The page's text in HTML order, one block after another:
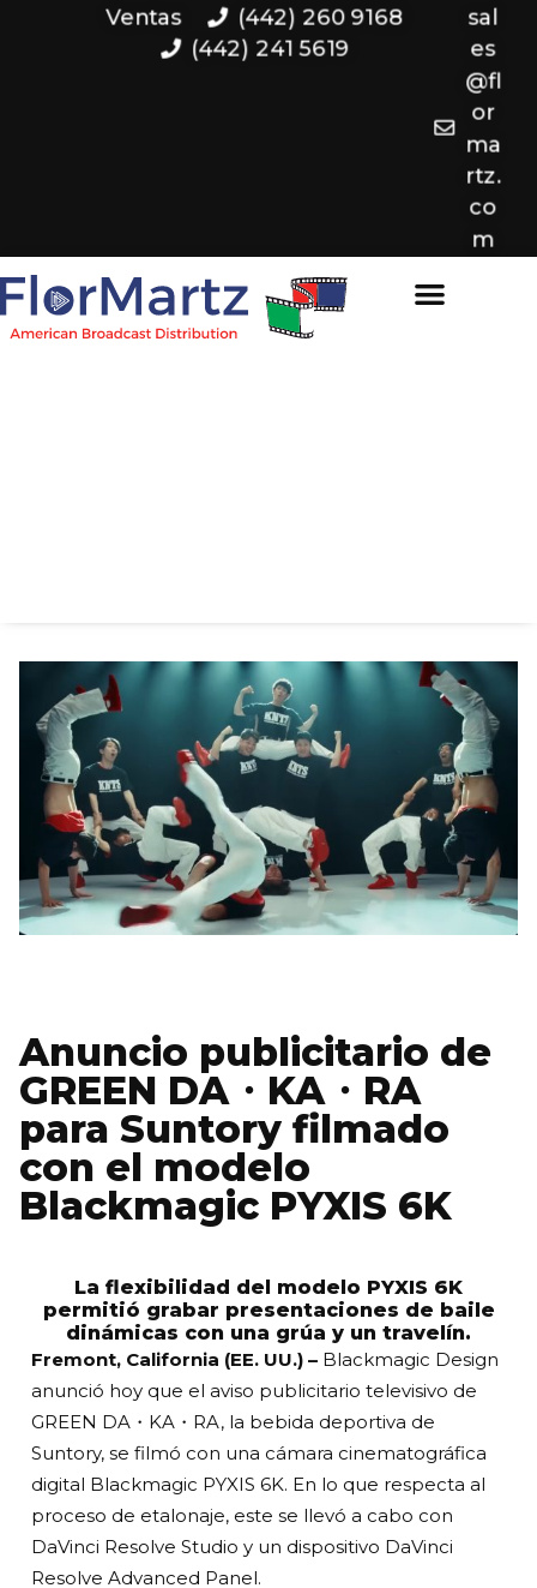
Ventas
(442) 260 9168
(442) 241 5619
sal
es
@fl
or
ma
rtz.
co
m
Anuncio publicitario de
GREEN DA・KA・RA
para Suntory filmado
con el modelo
Blackmagic PYXIS 6K
La flexibilidad del modelo PYXIS 6K
permitió grabar presentaciones de baile
dinámicas con una grúa y un travelín.
Fremont, California (EE. UU.) – Blackmagic Design
anunció hoy que el aviso publicitario televisivo de
GREEN DA・KA・RA, la bebida deportiva de
Suntory, se filmó con una cámara cinematográfica
digital Blackmagic PYXIS 6K. En lo que respecta al
proceso de etalonaje, este se llevó a cabo con
DaVinci Resolve Studio y un dispositivo DaVinci
Resolve Advanced Panel.